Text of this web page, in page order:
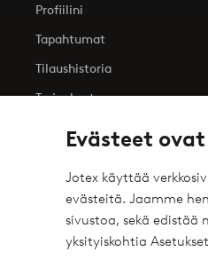
Evästeet
Jotex käyttää
evästeitä. Jaamme
sivustoa, sekä
yksityiskohtia
Profiilini
Tapahtumat
Tilaushistoria
Tarjoukset
Turvalliset maksut –
Haluatko tietää